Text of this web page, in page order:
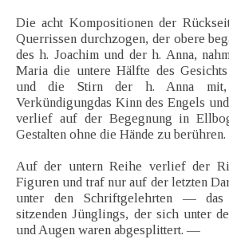
Die acht Kompositionen der
Querrissen durchzogen, der obere
des h. Joachim und der h. Anna,
Maria die untere Hälfte des
und die Stirn der h. Anna
Verkündigungdas Kinn des Engels
verlief auf der Begegnung in
Gestalten ohne die Hände zu berühren.
Auf der untern Reihe verlief der
Figuren und traf nur auf der letzten
unter den Schriftgelehrten —
sitzenden Jünglings, der sich unter
und Augen waren abgesplittert. —